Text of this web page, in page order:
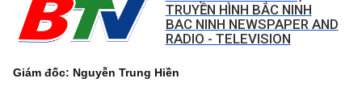
TRUYỀN HÌNH BẮC NINH
BAC NINH NEWSPAPER AND
RADIO - TELEVISION
Giám đốc: Nguyễn Trung Hiền